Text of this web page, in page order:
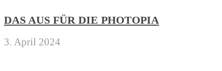
DAS AUS FÜR DIE PHOTOPIA
3. April 2024